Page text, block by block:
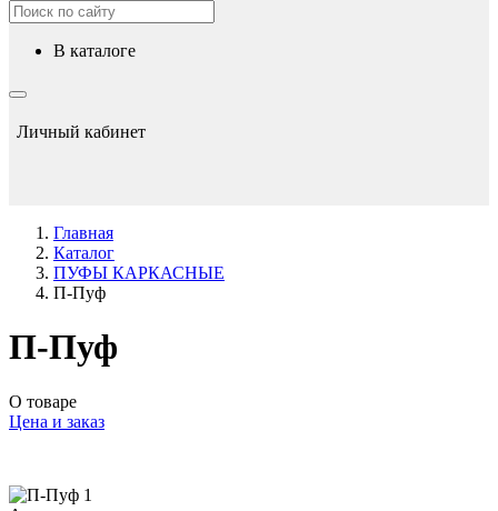
в каталоге
Личный кабинет
Главная
Каталог
ПУФЫ КАРКАСНЫЕ
П-Пуф
П-Пуф
О товаре
Цена и заказ